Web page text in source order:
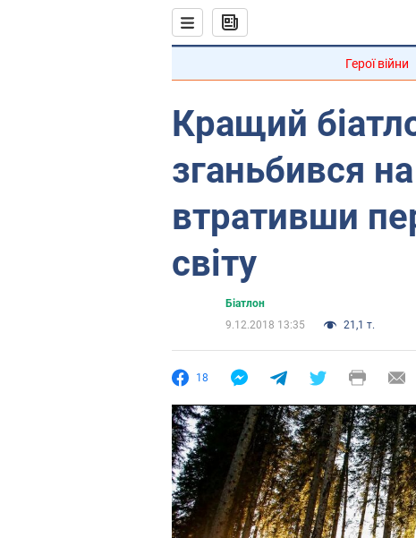
Герої війни
Кращий
зганьбився
втративши
світу
Біатлон
9.12.2018 13:35
21,1 т.
18